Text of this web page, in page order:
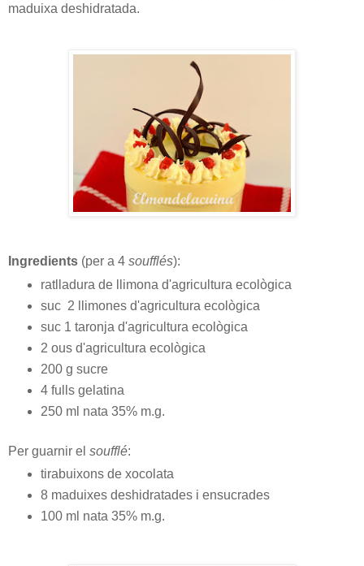
maduixa deshidratada.
Ingredients (per a 4 soufflés):
ratlladura de llimona d'agricultura ecològica
suc 2 llimones d'agricultura ecològica
suc 1 taronja d'agricultura ecològica
2 ous d'agricultura ecològica
200 g sucre
4 fulls gelatina
250 ml nata 35% m.g.
Per guarnir el soufflé:
tirabuixons de xocolata
8 maduixes deshidratades i ensucrades
100 ml nata 35% m.g.